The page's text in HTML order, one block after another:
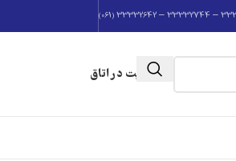
عضویت در اتاق